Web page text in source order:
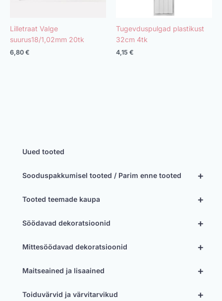
Uued tooted
+
Sooduspakkumisel tooted / Parim enne tooted
+
Tooted teemade kaupa
+
Söödavad dekoratsioonid
+
Mittesöödavad dekoratsioonid
+
Maitseained ja lisaained
+
Toiduvärvid ja värvitarvikud
Lilletraat Valge
suurus18/1,02mm 20tk
6,80 €
Tugevduspulgad plastikust
32cm 4tk
4,15 €